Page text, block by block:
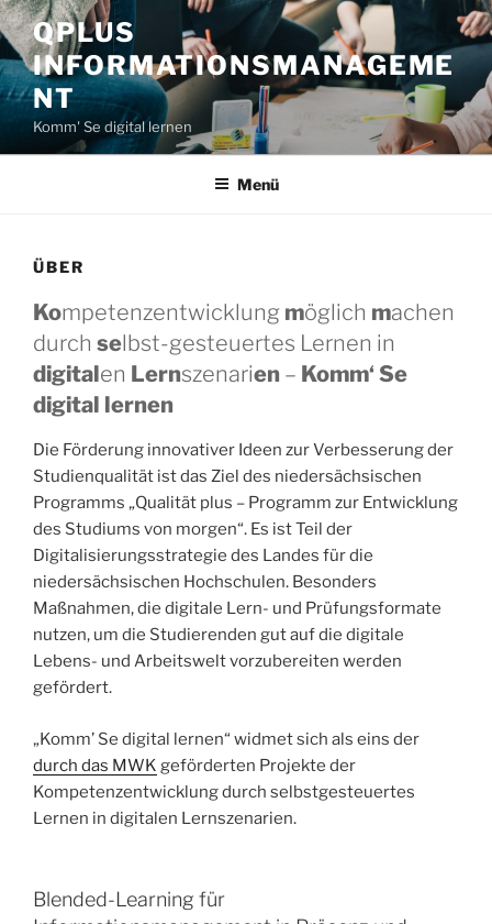
Zum
Inhalt
springen
QPLUS
INFORMATIONSMANAGEME
NT
Komm' Se digital lernen
Menü
ÜBER
Kompetenzentwicklung möglich machen
durch selbst-gesteuertes Lernen in
digitalen Lernszenarien – Komm‘ Se
digital lernen
Die Förderung innovativer Ideen zur Verbesserung der
Studienqualität ist das Ziel des niedersächsischen
Programms „Qualität plus – Programm zur Entwicklung
des Studiums von morgen“. Es ist Teil der
Digitalisierungsstrategie des Landes für die
niedersächsischen Hochschulen. Besonders
Maßnahmen, die digitale Lern- und Prüfungsformate
nutzen, um die Studierenden gut auf die digitale
Lebens- und Arbeitswelt vorzubereiten werden
gefördert.
„Komm’ Se digital lernen“ widmet sich als eins der
durch das MWK geförderten Projekte der
Kompetenzentwicklung durch selbstgesteuertes
Lernen in digitalen Lernszenarien.
Blended-Learning für